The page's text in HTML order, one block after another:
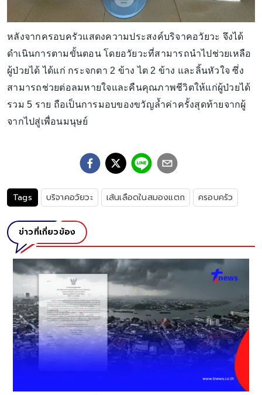
หลังจากครอบครัวแสดงความประสงค์บริจาคอวัยวะ จึงได้
ดำเนินการตามขั้นตอน โดยอวัยวะที่สามารถนำไปช่วยเหลือ
ผู้ป่วยได้ ได้แก่ กระจกตา 2 ข้าง ไต 2 ข้าง และลิ้นหัวใจ ซึ่ง
สามารถช่วยต่อลมหายใจและคืนคุณภาพชีวิตให้แก่ผู้ป่วยได้
รวม 5 ราย ถือเป็นการมอบของขวัญล้ำค่าครั้งสุดท้ายจากผู้
จากไปสู่เพื่อนมนุษย์
Tags บริจาคอวัยวะ เส้นเลือดในสมองแตก ครอบครัว
ข่าวที่เกี่ยวข้อง